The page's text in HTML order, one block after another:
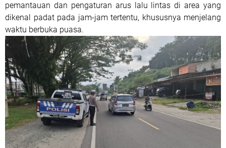
pemantauan dan pengaturan arus lalu lintas di area yang
dikenal padat pada jam-jam tertentu, khususnya menjelang
waktu berbuka puasa.